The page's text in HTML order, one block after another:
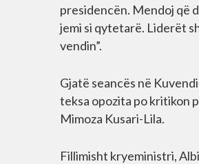
presidencën. Mendoj që
jemi si qytetarë. Liderët
vendin”.
Gjatë seancës në
teksa opozita po kritikon
Mimoza Kusari-Lila.
Fillimisht kryeministri,